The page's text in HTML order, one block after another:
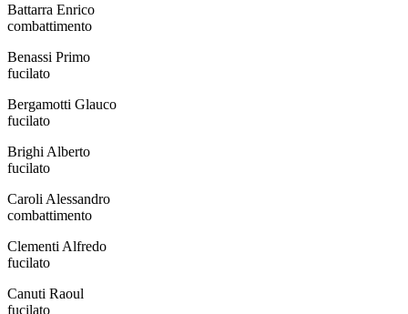
Battarra Enrico
combattimento
Benassi Primo
fucilato
Bergamotti Glauco
fucilato
Brighi Alberto
fucilato
Caroli Alessandro
combattimento
Clementi Alfredo
fucilato
Canuti Raoul
fucilato